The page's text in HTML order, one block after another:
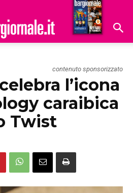
Hoteldomani
contenuto sponsorizzato
l’icona
caraibica
Twist